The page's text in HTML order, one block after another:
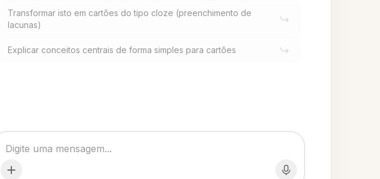
Transformar isto em cartões do tipo cloze (preenchimento de
lacunas)
Explicar conceitos centrais de forma simples para cartões